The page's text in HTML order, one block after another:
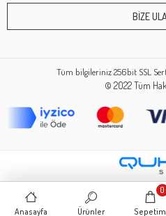
BİZE
Tüm bilgileriniz 256bit SSL
© 2022Tüm
Anasayfa Ürünler Sepetim
0